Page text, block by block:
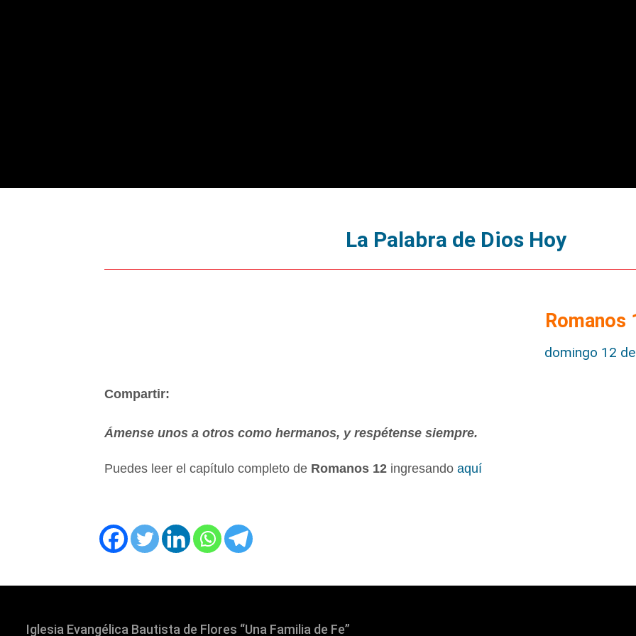
La Palabra de Dios Hoy
Romanos
domingo 12
Compartir:
Ámense unos a otros como hermanos, y respétense siempre.
Puedes leer el capítulo completo de Romanos 12 ingresando aquí
Iglesia Evangélica Bautista de Flores “Una Familia de Fe”